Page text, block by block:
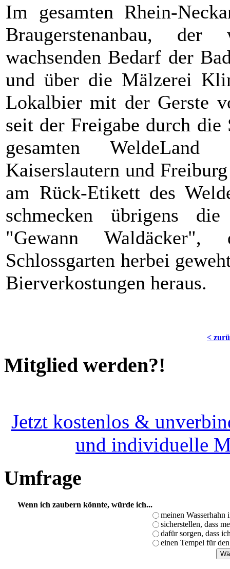
Im gesamten Rhein-
Braugerstenanbau,
wachsenden Bedarf der
und über die Mälzerei
Lokalbier mit der Gerste
seit der Freigabe durch
gesamten
Kaiserslautern und
am Rück-Etikett des
schmecken übrigens
"Gewann
Schlossgarten herbei
Bierverkostungen heraus.
<
Mitglied werden?!
Jetzt kostenlos &
und individuelle
Umfrage
Wenn ich zaubern könnte, würde ich...
meinen
sicherstellen, dass
dafür sorgen, dass
einen Tempel für